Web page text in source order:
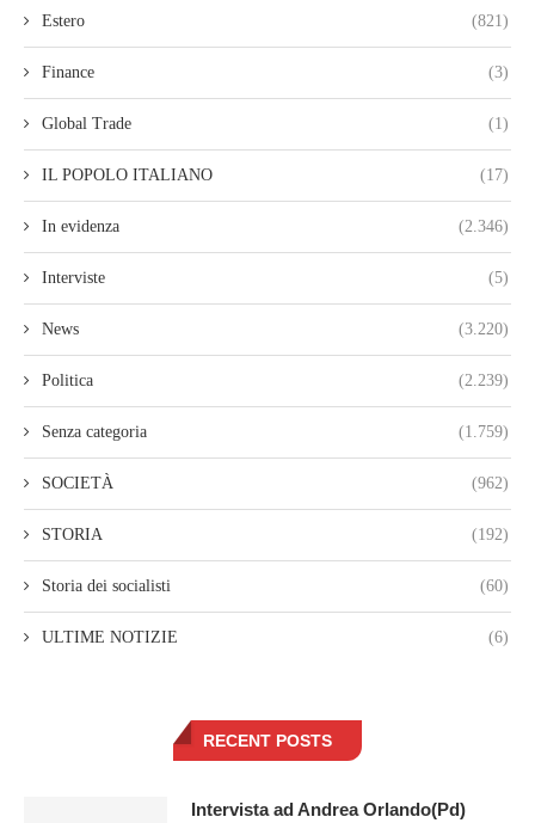
Estero (821)
Finance (3)
Global Trade (1)
IL POPOLO ITALIANO (17)
In evidenza (2.346)
Interviste (5)
News (3.220)
Politica (2.239)
Senza categoria (1.759)
SOCIETÀ (962)
STORIA (192)
Storia dei socialisti (60)
ULTIME NOTIZIE (6)
RECENT POSTS
Intervista ad Andrea Orlando(Pd)